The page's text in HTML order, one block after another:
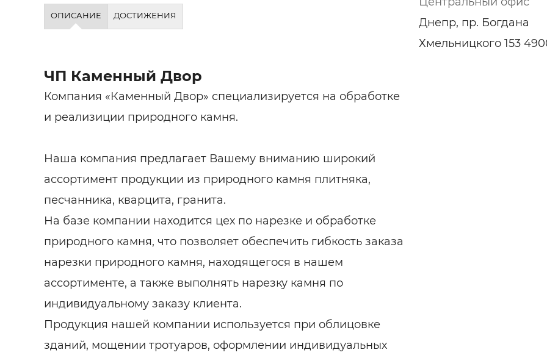
Кирпич, цемент,
щебень и др.
Резюме
ОПИСАНИЕ ДОСТИЖЕНИЯ
ЧП Каменный Двор
Компания «Каменный Двор» специализируется на обработке
и реализиции природного камня.
Наша компания предлагает Вашему вниманию широкий
ассортимент продукции из природного камня плитняка,
песчанника, кварцита, гранита.
На базе компании находится цех по нарезке и обработке
природного камня, что позволяет обеспечить гибкость заказа
нарезки природного камня, находящегося в нашем
ассортименте, а также выполнять нарезку камня по
индивидуальному заказу клиента.
Продукция нашей компании используется при облицовке
зданий, мощении тротуаров, оформлении индивидуальных
Днепр, пр. Богдана
Хмельницкого 153